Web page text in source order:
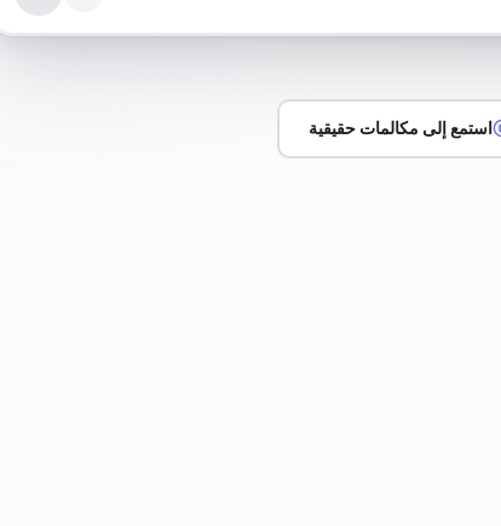
استمع إلى مكالمات حقيقية